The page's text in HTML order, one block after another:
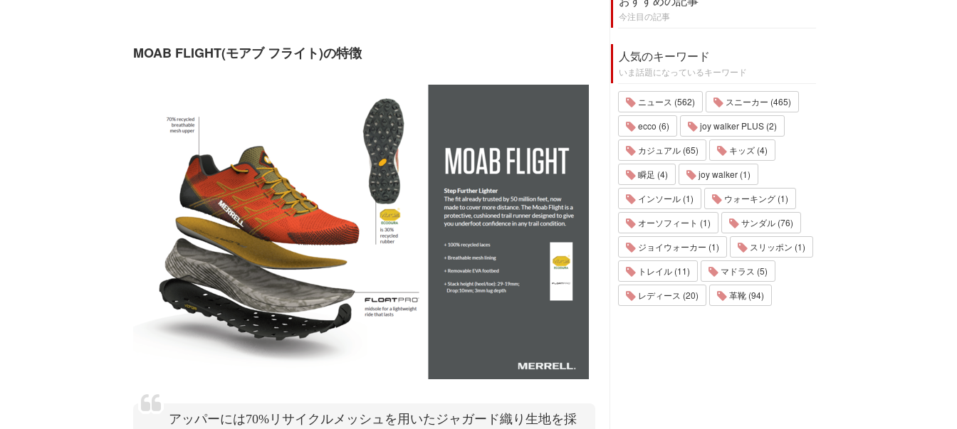
MOAB FLIGHT(モアブ フライト)の特徴
アッパーには70%リサイクルメッシュを用いたジャガード織り生地を採
今注目の記事
人気のキーワード
いま話題になっているキーワード
ニュース (562)
スニーカー (465)
ecco (6)
joy walker PLUS (2)
カジュアル (65)
キッズ (4)
瞬足 (4)
joy walker (1)
インソール (1)
ウォーキング (1)
オーソフィート (1)
サンダル (76)
ジョイウォーカー (1)
スリッポン (1)
トレイル (11)
マドラス (5)
レディース (20)
革靴 (94)